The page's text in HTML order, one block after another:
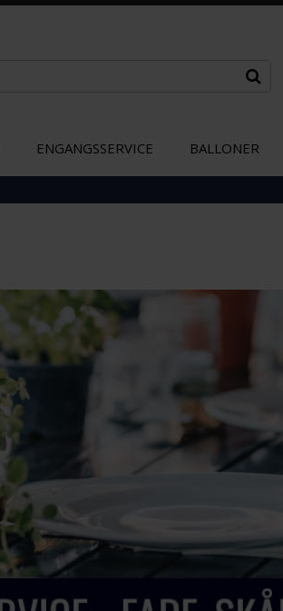
ENGANGSSERVICE BALLONER